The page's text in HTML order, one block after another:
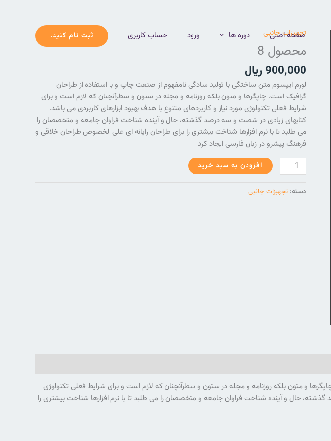
صفحه اصلی دوره ها ورود حساب کاربری ثبت نام کنید. تجهیزات جانبی
محصول 8
900,000 ریال
لورم ایپسوم متن ساختگی با تولید سادگی نامفهوم از صنعت چاپ و با استفاده از طراحان
گرافیک است. چاپگرها و متون بلکه روزنامه و مجله در ستون و سطرآنچنان که لازم است و برای
شرایط فعلی تکنولوژی مورد نیاز و کاربردهای متنوع با هدف بهبود ابزارهای کاربردی می باشد.
کتابهای زیادی در شصت و سه درصد گذشته، حال و آینده شناخت فراوان جامعه و متخصصان را
می طلبد تا با نرم افزارها شناخت بیشتری را برای طراحان رایانه ای علی الخصوص طراحان خلاقی و
فرهنگ پیشرو در زبان فارسی ایجاد کرد
محصول
عدد
افزودن به سبد خرید
دسته: تجهیزات جانبی
و متون بلکه روزنامه و مجله در ستون و سطرآنچنان که لازم است و برای شرایط فعلی تکنولوژی
حال و آینده شناخت فراوان جامعه و متخصصان را می طلبد تا با نرم افزارها شناخت بیشتری را